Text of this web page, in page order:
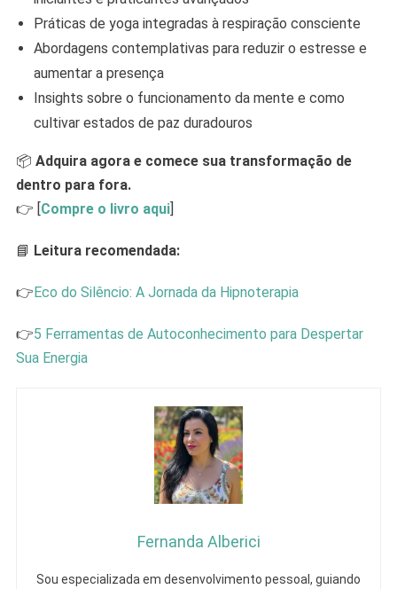
Práticas de yoga integradas à respiração consciente
Abordagens contemplativas para reduzir o estresse e
aumentar a presença
Insights sobre o funcionamento da mente e como
cultivar estados de paz duradouros
📦 Adquira agora e comece sua transformação de
dentro para fora.
👉 [Compre o livro aqui]
📘 Leitura recomendada:
👉Eco do Silêncio: A Jornada da Hipnoterapia
👉5 Ferramentas de Autoconhecimento para Despertar
Sua Energia
Fernanda Alberici
Sou especializada em desenvolvimento pessoal, guiando